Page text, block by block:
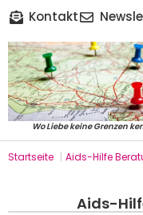
Kontakt
Wo Liebe keine Grenzen
Startseite | Aids-Hilfe
Aids-